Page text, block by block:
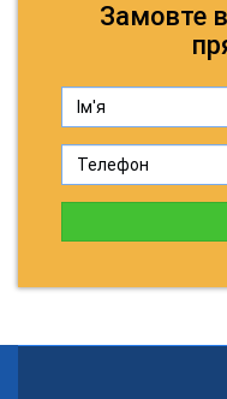
Замовте